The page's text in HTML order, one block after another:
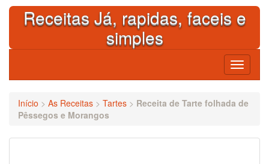
Skip
contentReceitas Já, rapidas, faceis e
simples
Toggle
Início > As Receitas > Tartes > Receita de Tarte folhada de
Pêssegos e Morangos